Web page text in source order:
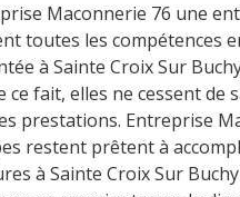
Maconnerie 76 une
toutes les compétences
à Sainte Croix Sur
ce fait, elles ne cessent de
prestations. Entreprise
restent prêtent à
à Sainte Croix Sur